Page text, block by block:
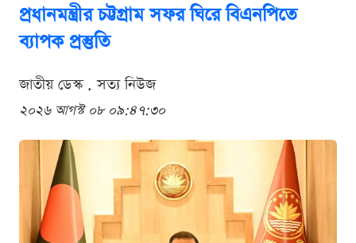
প্রধানমন্ত্রীর চট্টগ্রাম সফর ঘিরে বিএনপিতে
ব্যাপক প্রস্তুতি
জাতীয় ডেস্ক . সত্য নিউজ
২০২৬ আগস্ট ০৮ ০৯:৪৭:৩০